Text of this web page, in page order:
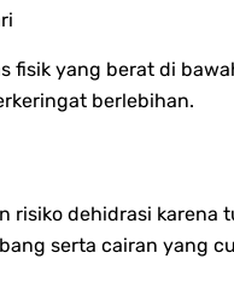
fisik yang berat di
berlebihan.
risiko dehidrasi
serta cairan yang